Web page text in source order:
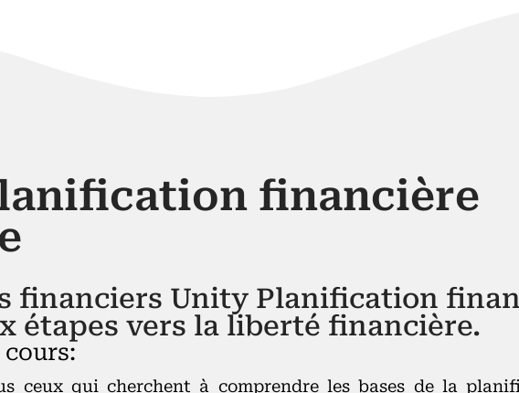
financière
financiers Unity Planification
étapes vers la liberté financière.
ceux qui cherchent à comprendre les bases de la